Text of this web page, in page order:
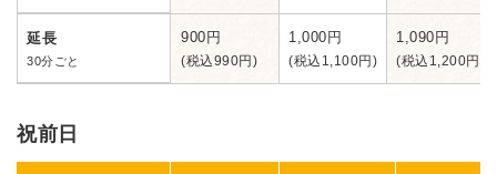
延長
30分ごと
900円
(税込990円)
1,000円
(税込1,100円)
1,090円
(税込1,200円)
祝前日